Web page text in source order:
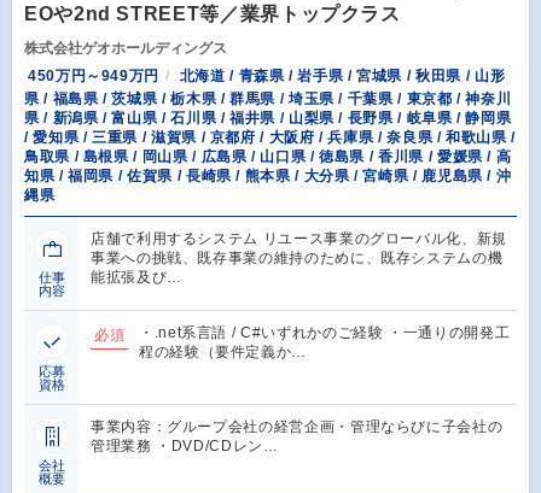
EOや2nd STREET等／業界トップクラス
株式会社ゲオホールディングス
450万円～949万円
北海道 / 青森県 / 岩手県 / 宮城県 / 秋田県 / 山形
県 / 福島県 / 茨城県 / 栃木県 / 群馬県 / 埼玉県 / 千葉県 / 東京都 / 神奈川
県 / 新潟県 / 富山県 / 石川県 / 福井県 / 山梨県 / 長野県 / 岐阜県 / 静岡県
/ 愛知県 / 三重県 / 滋賀県 / 京都府 / 大阪府 / 兵庫県 / 奈良県 / 和歌山県 /
鳥取県 / 島根県 / 岡山県 / 広島県 / 山口県 / 徳島県 / 香川県 / 愛媛県 / 高
知県 / 福岡県 / 佐賀県 / 長崎県 / 熊本県 / 大分県 / 宮崎県 / 鹿児島県 / 沖
縄県
仕事
内容
店舗で利用するシステム リユース事業のグローバル化、新規
事業への挑戦、既存事業の維持のために、既存システムの機
能拡張及び…
応募
資格
必須
・.net系言語 / C#いずれかのご経験 ・一通りの開発工
程の経験（要件定義か…
会社
概要
事業内容：グループ会社の経営企画・管理ならびに子会社の
管理業務 ・DVD/CDレン…